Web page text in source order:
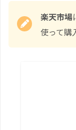
楽天市場
使って購